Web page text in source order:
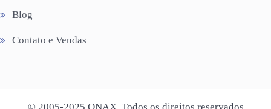
Blog
Contato e Vendas
© 2005-2025 QNAX. Todos os direitos reservados